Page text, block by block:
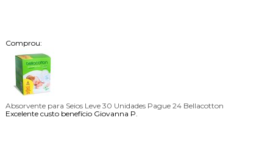
Comprou:
Absorvente para Seios Leve 30 Unidades Pague 24 Bellacotton
Excelente custo benefício Giovanna P.